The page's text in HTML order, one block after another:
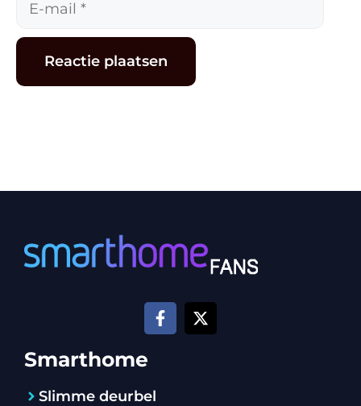
Smarthome
Slimme deurbel